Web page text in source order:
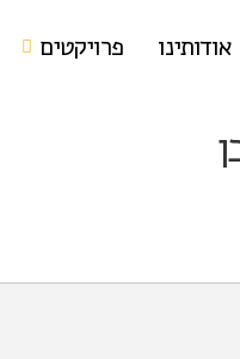
אודותינו פרויקטים